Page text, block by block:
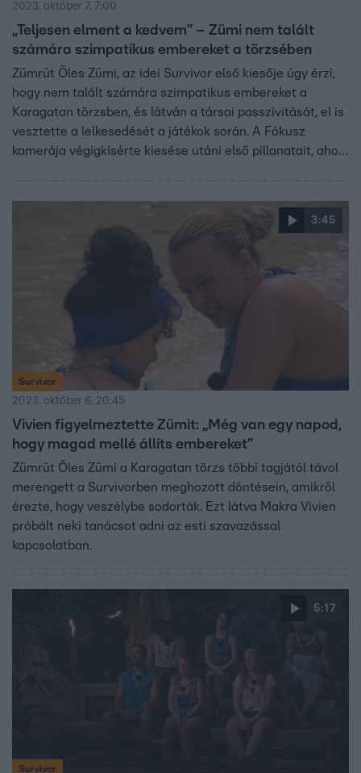
2023. október 7. 7:00
„Teljesen elment a kedvem” – Zümi nem talált
számára szimpatikus embereket a törzsében
Zümrüt Öles Zümi, az idei Survivor első kiesője úgy érzi,
hogy nem talált számára szimpatikus embereket a
Karagatan törzsben, és látván a társai passzivitását, el is
vesztette a lelkesedését a játékok során. A Fókusz
kamerája végigkísérte kiesése utáni első pillanatait, ahol
kiesője hétfőn a Fókuszban még többet elárul a szigeten
szerzett élményeiről.
3:45
Survivor
2023. október 6. 20:45
Vivien figyelmeztette Zümit: „Még van egy napod,
hogy magad mellé állíts embereket”
Zümrüt Öles Zümi a Karagatan törzs többi tagjától távol
merengett a Survivorben meghozott döntésein, amikről
érezte, hogy veszélybe sodorták. Ezt látva Makra Vivien
próbált neki tanácsot adni az esti szavazással
kapcsolatban.
5:17
Survivor